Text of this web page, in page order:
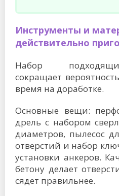
Инструменты и
действительно
Набор
сокращает
время на доработке.
Основные вещи:
дрель с набором
диаметров, пылесос
отверстий и набор
установки анкеров.
бетону делает
сядет правильнее.